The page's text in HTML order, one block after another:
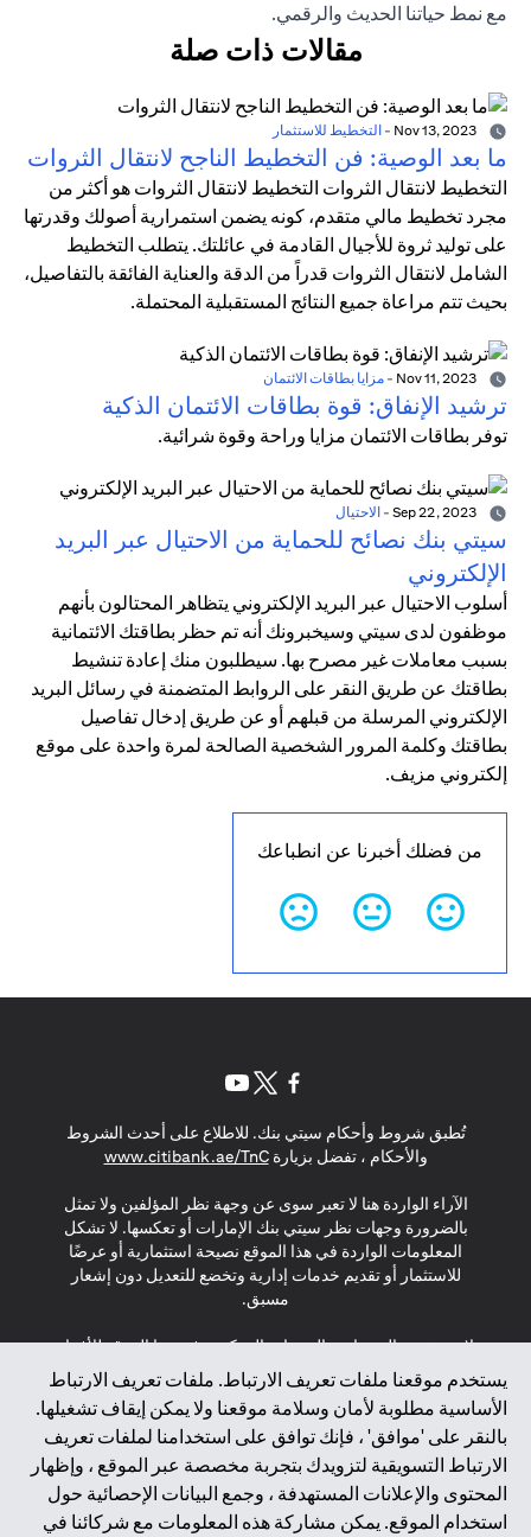
مع نمط حياتنا الحديث والرقمي.
مقالات ذات صلة
- التخطيط للاستثمار
ما بعد الوصية: فن التخطيط الناجح لانتقال الثروات
التخطيط لانتقال الثروات التخطيط لانتقال الثروات هو أكثر من
مجرد تخطيط مالي متقدم، كونه يضمن استمرارية أصولك وقدرتها
على توليد ثروة للأجيال القادمة في عائلتك. يتطلب التخطيط
الشامل لانتقال الثروات قدراً من الدقة والعناية الفائقة بالتفاصيل،
بحيث تتم مراعاة جميع النتائج المستقبلية المحتملة.
- مزايا بطاقات الائتمان
ترشيد الإنفاق: قوة بطاقات الائتمان الذكية
توفر بطاقات الائتمان مزايا وراحة وقوة شرائية.
- الاحتيال
سيتي بنك نصائح للحماية من الاحتيال عبر البريد
الإلكتروني
أسلوب الاحتيال عبر البريد الإلكتروني يتظاهر المحتالون بأنهم
موظفون لدى سيتي وسيخبرونك أنه تم حظر بطاقتك الائتمانية
بسبب معاملات غير مصرح بها. سيطلبون منك إعادة تنشيط
بطاقتك عن طريق النقر على الروابط المتضمنة في رسائل البريد
الإلكتروني المرسلة من قبلهم أو عن طريق إدخال تفاصيل
بطاقتك وكلمة المرور الشخصية الصالحة لمرة واحدة على موقع
إلكتروني مزيف.
من فضلك أخبرنا عن انطباعك
يستخدم موقعنا ملفات تعريف الارتباط. ملفات تعريف الارتباط
الأساسية مطلوبة لأمان وسلامة موقعنا ولا يمكن إيقاف تشغيلها.
بالنقر على 'موافق' ، فإنك توافق على استخدامنا لملفات تعريف
الارتباط التسويقية لتزويدك بتجربة مخصصة عبر الموقع ، وإظهار
المحتوى والإعلانات المستهدفة ، وجمع البيانات الإحصائية حول
استخدام الموقع. يمكن مشاركة هذه المعلومات مع شركائنا في
تُطبق شروط وأحكام سيتي بنك. للاطلاع على أحدث الشروط
والأحكام ، تفضل بزيارةwww.citibank.ae/TnC
in a new tab
الآراء الواردة هنا لا تعبر سوى عن وجهة نظر المؤلفين ولا تمثل
بالضرورة وجهات نظر سيتي بنك الإمارات أو تعكسها. لا تشكل
المعلومات الواردة في هذا الموقع نصيحة استثمارية أو عرضًا
للاستثمار أو تقديم خدمات إدارية وتخضع للتعديل دون إشعار
مسبق.
لا يتم تقديم المنتجات والخدمات المذكورة في هذا الموقع للأفراد
المقيمين في الاتحاد الأوروبي أو المنطقة الاقتصادية الأوروبية أو
سويسرا أو غيرنسي أو جيرسي أو موناكو أو سان مارينو أو
الفاتيكان أو جزيرة مان أو المملكة المتحدة أو خصوصية البيانات
(لائحة حماية البيانات العامة \ قانون حماية البيانات الشخصية
العامة \ قانون خصوصية نيوزيلندا). المحتوى الموجود في هذه
الصفحة ليس ولا ينبغي تفسيره على أنه عرض أو دعوة أو دعوة
لشراء أو بيع أي من المنتجات والخدمات المذكورة هنا لمثل هؤلاء